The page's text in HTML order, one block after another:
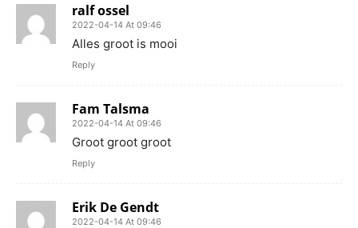
ralf ossel
2022-04-14 At 09:46
Alles groot is mooi
Reply
Fam Talsma
2022-04-14 At 09:46
Groot groot groot
Reply
Erik De Gendt
2022-04-14 At 09:46